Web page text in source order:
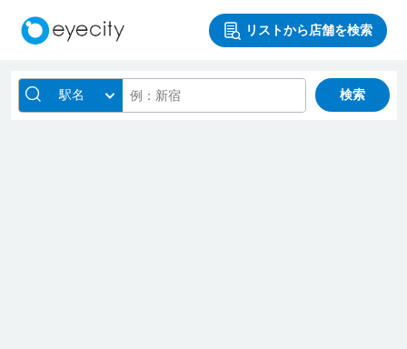
リストから店舗を検索
駅名 検索